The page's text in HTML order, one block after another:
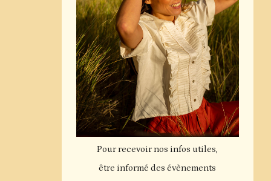
Pour recevoir nos infos utiles,
être informé des évènements